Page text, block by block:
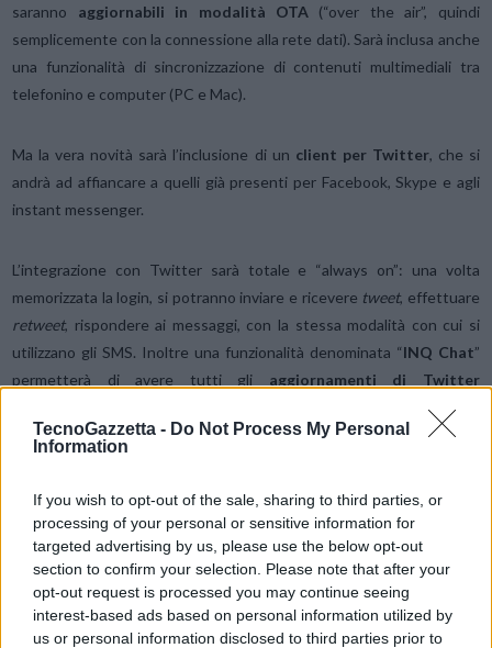
TecnoGazzetta - Do Not Process My Personal
Information
If you wish to opt-out of the sale, sharing to third parties, or
processing of your personal or sensitive information for
targeted advertising by us, please use the below opt-out
section to confirm your selection. Please note that after your
opt-out request is processed you may continue seeing
interest-based ads based on personal information utilized by
us or personal information disclosed to third parties prior to
saranno aggiornabili in modalità OTA (“over the air”, quindi
semplicemente con la connessione alla rete dati). Sarà inclusa anche
una funzionalità di sincronizzazione di contenuti multimediali tra
telefonino e computer (PC e Mac).
Ma la vera novità sarà l’inclusione di un client per Twitter, che si
andrà ad affiancare a quelli già presenti per Facebook, Skype e agli
instant messenger.
L’integrazione con Twitter sarà totale e “always on”: una volta
memorizzata la login, si potranno inviare e ricevere tweet, effettuare
retweet, rispondere ai messaggi, con la stessa modalità con cui si
utilizzano gli SMS. Inoltre una funzionalità denominata “INQ Chat”
permetterà di avere tutti gli aggiornamenti di Twitter
Condividi questo articolo:
E-mail LinkedIn Facebook X
Mastodon Telegram WhatsApp